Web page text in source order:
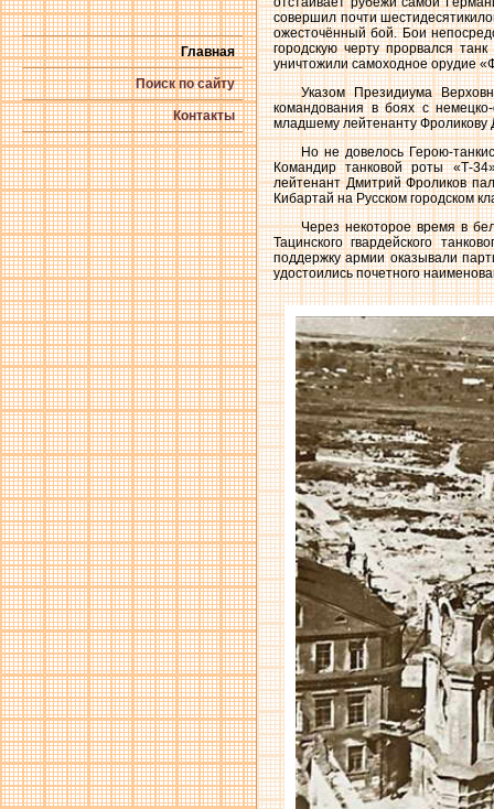
Главная
Поиск по сайту
Контакты
совершил почти
ожесточённый бой. Бои
городскую черту прорвался
уничтожили самоходное орудие
Указом Президиума
командования в боях с
младшему лейтенанту Фроликову
Но не довелось Герою-
Командир танковой роты «Т-
лейтенант Дмитрий Фроликов
Кибартай на Русском городском
Через некоторое время в
Тацинского гвардейского
поддержку армии оказывали
удостоились почетного